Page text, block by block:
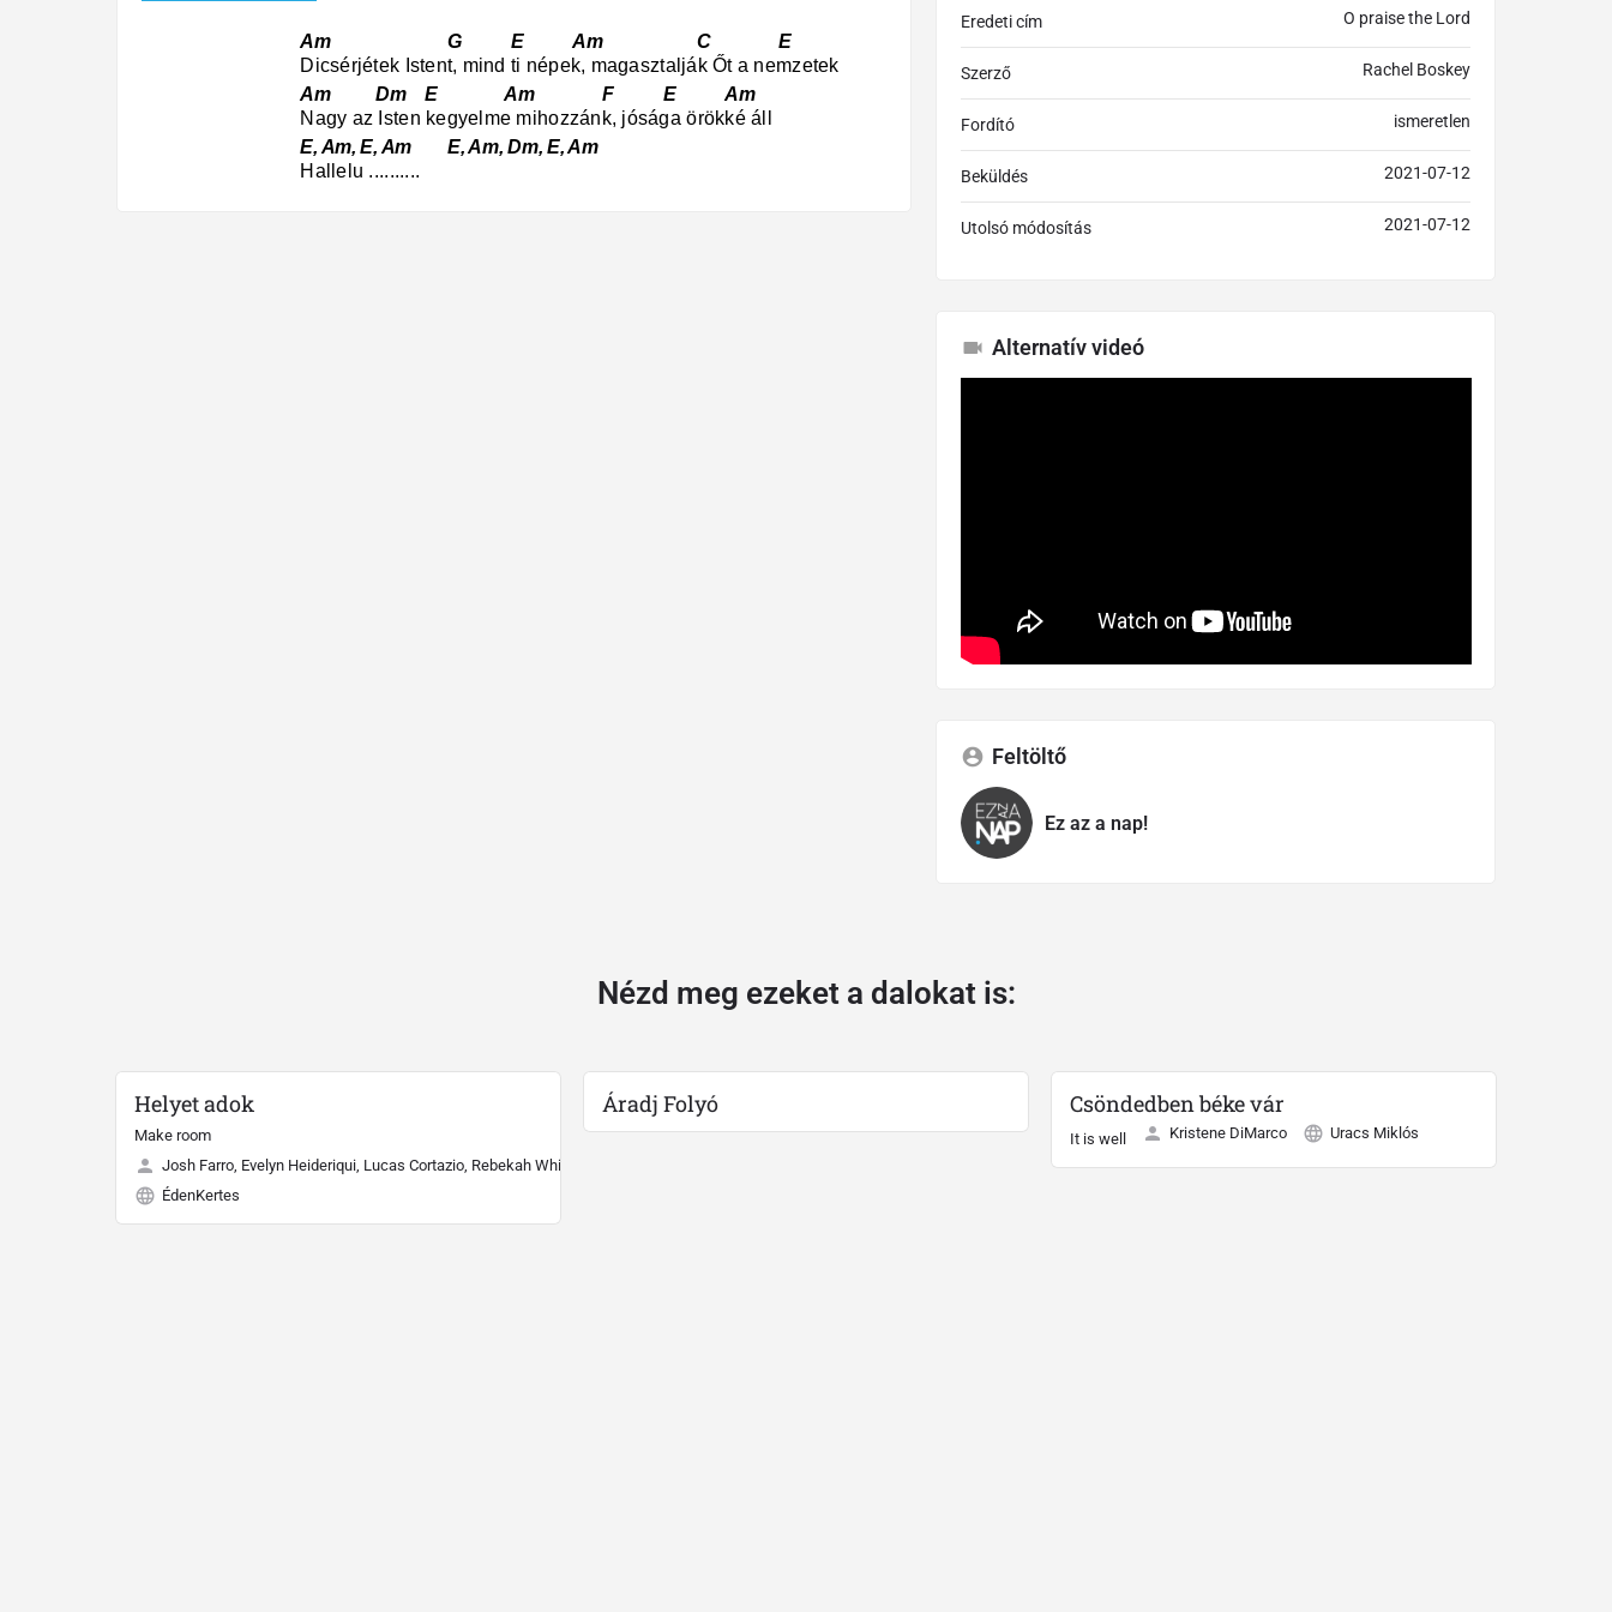
Am G E Am C E
Dicsérjétek Istent, mind ti népek, magasztalják Őt a nemzetek
Am Dm E Am F E Am
Nagy az Isten kegyelme mihozzánk, jósága örökké áll
E, Am, E, Am E, Am, Dm, E, Am
Hallelu ..........
Eredeti cím O praise the Lord
Szerző Rachel Boskey
Fordító ismeretlen
Beküldés 2021-07-12
Utolsó módosítás 2021-07-12
Alternatív videó
Feltöltő
Ez az a nap!
Nézd meg ezeket a dalokat is:
Helyet adok
Make room
Josh Farro, Evelyn Heideriqui, Lucas Cortazio, Rebekah White
ÉdenKertes
Áradj Folyó Csöndedben béke vár
It is well Kristene DiMarco Uracs Miklós